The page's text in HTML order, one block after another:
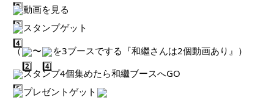
動画を見る
スタンプゲット
（
〜
を3ブースでする『和繼さんは2個動画あり』）
スタンプ4個集めたら和繼ブースへGO
プレゼントゲット